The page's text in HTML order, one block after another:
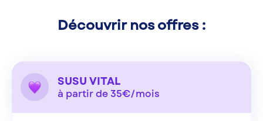
Découvrir nos offres :
SUSU VITAL
à partir de 35€/mois